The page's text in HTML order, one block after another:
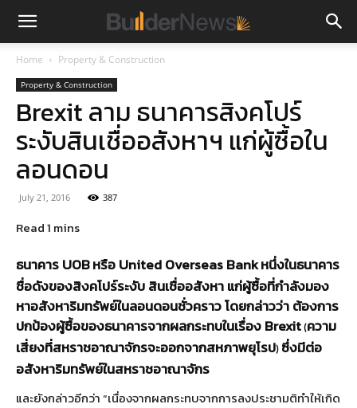
Home Property & Construction
Property & Construction
Brexit ลาม ธนาคารสิงคโปร์
ระงับสินเชื่ออสังหาฯ แก่ผู้ซื้อใน
ลอนดอน
July 21, 2016 387
ธนาคาร UOBหรือ United Overseas Bankหนึ่งในธนาคาร
ชื่อดังของสิงคโปร์ระงับ สินเชื่ออสังหา แก่ผู้ซื้อที่กำลังมอง
หาอสังหาริมทรัพย์ในลอนดอนชั่วคราว โดยกล่าวว่า ต้องการ
ปกป้องผู้ซื้อของธนาคารจากผลกระทบในเรื่อง Brexit (ความ
เสี่ยงที่สหราชอาณาจักรจะออกจากสหภาพยุโรป) ซึ่งมีต่อ
อสังหาริมทรัพย์ในสหราชอาณาจักร
และยังกล่าวอีกว่า “เนื่องจากผลกระทบจากการลงประชามติทำให้เกิด